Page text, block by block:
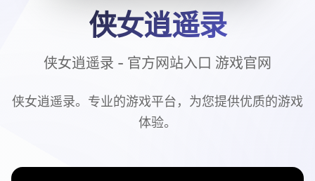
侠女逍遥录
侠女逍遥录 - 官方网站入口 游戏官网
侠女逍遥录。专业的游戏平台，为您提供优质的游戏
体验。